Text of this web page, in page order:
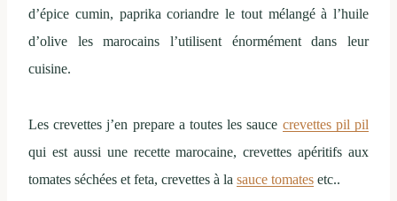
d’épice cumin, paprika coriandre le tout mélangé à l’huile
d’olive les marocains l’utilisent énormément dans leur
cuisine.
Les crevettes j’en prepare a toutes les sauce crevettes pil pil
qui est aussi une recette marocaine, crevettes apéritifs aux
tomates séchées et feta, crevettes à la sauce tomates etc..